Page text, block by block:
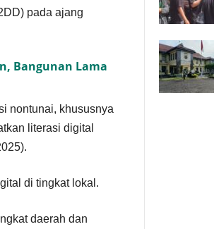
pada ajang
Bangunan Lama
nontunai, khususnya
literasi digital
di tingkat lokal.
daerah dan